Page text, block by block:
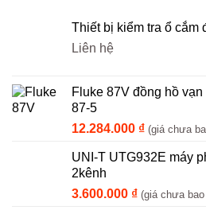
Thiết bị kiểm tra ổ cắm
Liên hệ
Fluke 87V đồng hồ
87-5
12.284.000 ₫ (giá chưa
UNI-T UTG932E máy
2kênh
3.600.000 ₫ (giá chưa